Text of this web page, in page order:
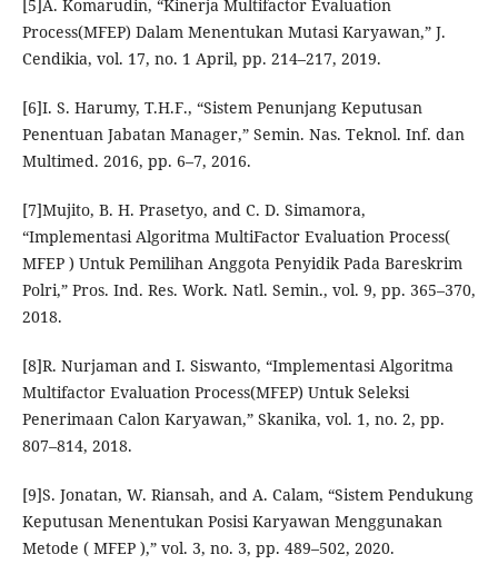
[5]A. Komarudin, “Kinerja Multifactor Evaluation
Process(MFEP) Dalam Menentukan Mutasi Karyawan,” J.
Cendikia, vol. 17, no. 1 April, pp. 214–217, 2019.
[6]I. S. Harumy, T.H.F., “Sistem Penunjang Keputusan
Penentuan Jabatan Manager,” Semin. Nas. Teknol. Inf. dan
Multimed. 2016, pp. 6–7, 2016.
[7]Mujito, B. H. Prasetyo, and C. D. Simamora,
“Implementasi Algoritma MultiFactor Evaluation Process(
MFEP ) Untuk Pemilihan Anggota Penyidik Pada Bareskrim
Polri,” Pros. Ind. Res. Work. Natl. Semin., vol. 9, pp. 365–370,
2018.
[8]R. Nurjaman and I. Siswanto, “Implementasi Algoritma
Multifactor Evaluation Process(MFEP) Untuk Seleksi
Penerimaan Calon Karyawan,” Skanika, vol. 1, no. 2, pp.
807–814, 2018.
[9]S. Jonatan, W. Riansah, and A. Calam, “Sistem Pendukung
Keputusan Menentukan Posisi Karyawan Menggunakan
Metode ( MFEP ),” vol. 3, no. 3, pp. 489–502, 2020.